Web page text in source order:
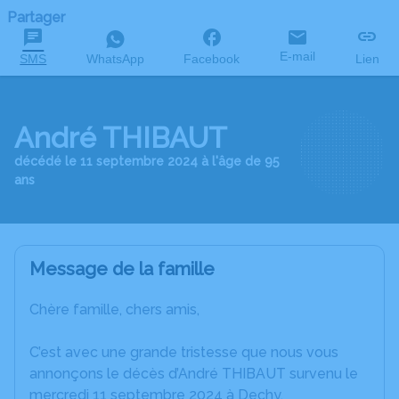
Partager
SMS WhatsApp Facebook E-mail Lien
André THIBAUT
décédé le 11 septembre 2024 à l'âge de 95
ans
Message de la famille
Chère famille, chers amis,
C’est avec une grande tristesse que nous vous
annonçons le décès d’André THIBAUT survenu le
mercredi 11 septembre 2024 à Dechy.